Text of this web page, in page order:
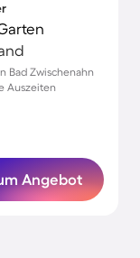
Bad Zwischenahn
Auszeiten
Angebot